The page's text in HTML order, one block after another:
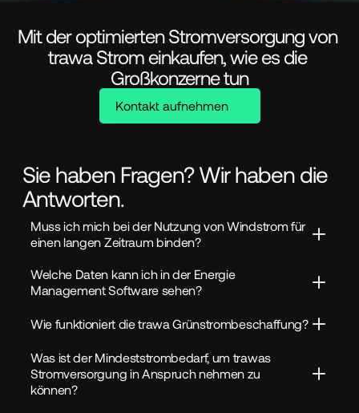
Mit der optimierten Stromversorgung von
trawa Strom einkaufen, wie es die
Großkonzerne tun
Kontakt aufnehmen
Sie haben Fragen? Wir haben die
Antworten.
Muss ich mich bei der Nutzung von Windstrom für
einen langen Zeitraum binden?
Welche Daten kann ich in der Energie
Management Software sehen?
Wie funktioniert die trawa Grünstrombeschaffung?
Was ist der Mindeststrombedarf, um trawas
Stromversorgung in Anspruch nehmen zu
können?